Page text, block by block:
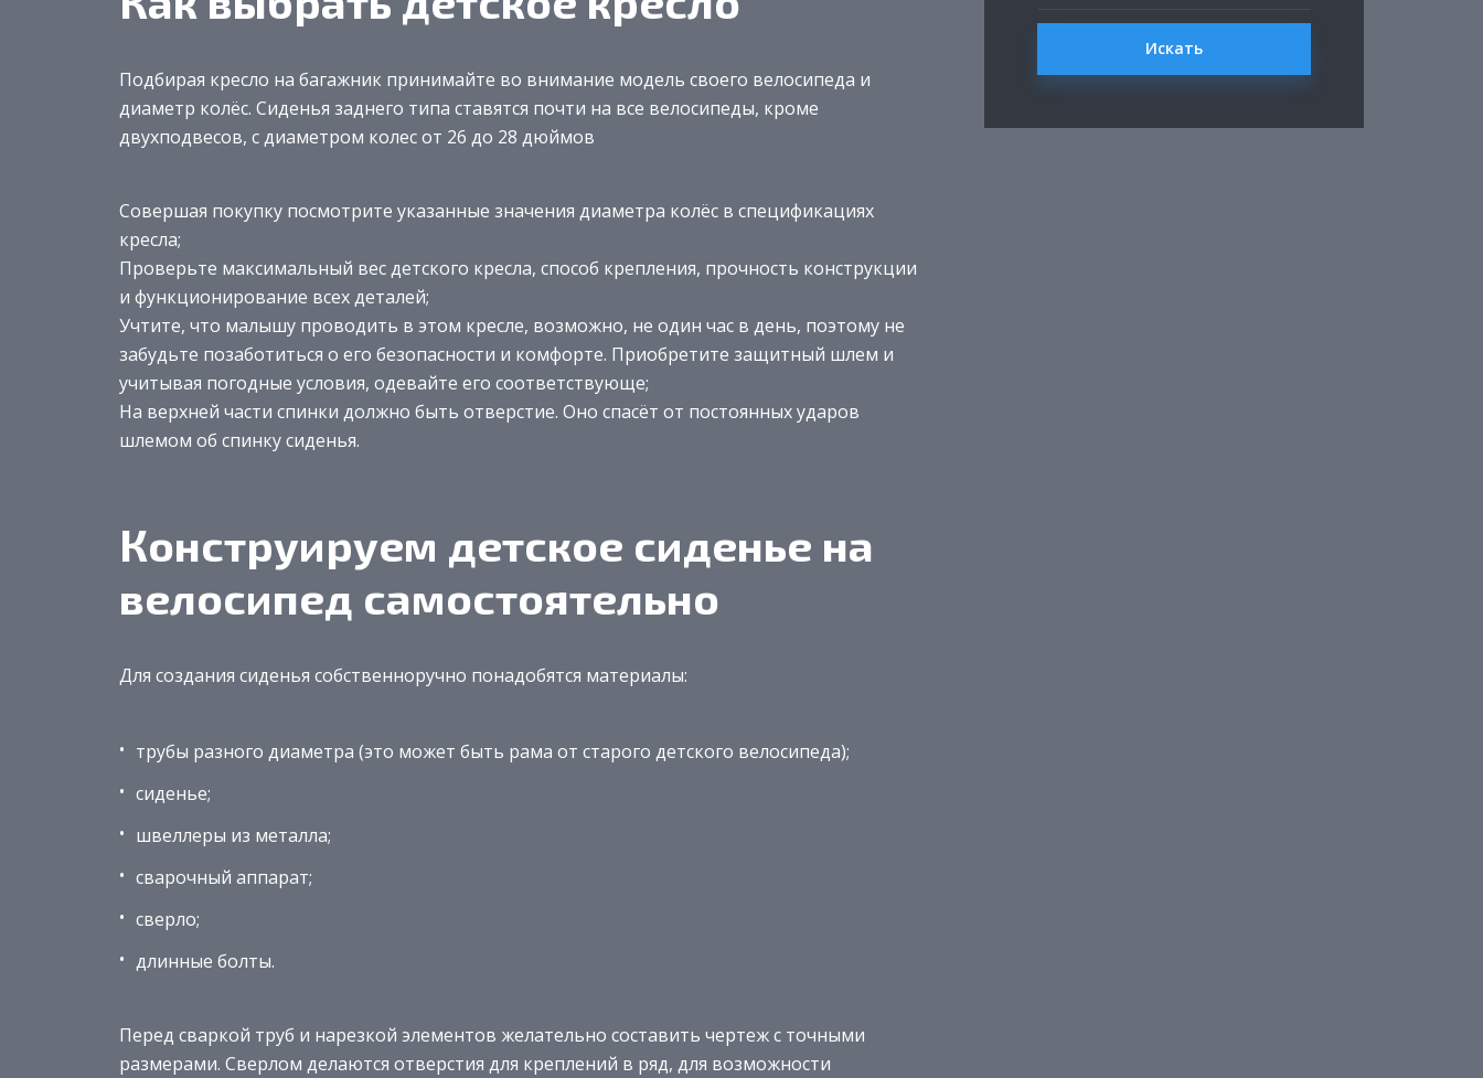
Подбирая кресло на багажник принимайте во внимание модель своего велосипеда и
диаметр колёс. Сиденья заднего типа ставятся почти на все велосипеды, кроме
двухподвесов, с диаметром колес от 26 до 28 дюймов
Совершая покупку посмотрите указанные значения диаметра колёс в спецификациях
кресла;
Проверьте максимальный вес детского кресла, способ крепления, прочность конструкции
и функционирование всех деталей;
Учтите, что малышу проводить в этом кресле, возможно, не один час в день, поэтому не
забудьте позаботиться о его безопасности и комфорте. Приобретите защитный шлем и
учитывая погодные условия, одевайте его соответствующе;
На верхней части спинки должно быть отверстие. Оно спасёт от постоянных ударов
шлемом об спинку сиденья.
Конструируем детское сиденье на
велосипед самостоятельно
Для создания сиденья собственноручно понадобятся материалы:
трубы разного диаметра (это может быть рама от старого детского велосипеда);
сиденье;
швеллеры из металла;
сварочный аппарат;
сверло;
длинные болты.
Перед сваркой труб и нарезкой элементов желательно составить чертеж с точными
размерами. Сверлом делаются отверстия для креплений в ряд, для возможности
Искать